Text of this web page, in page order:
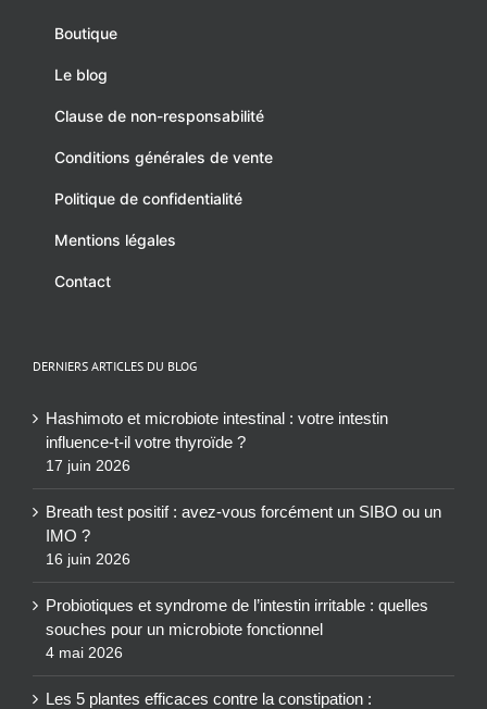
Boutique
Le blog
Clause de non-responsabilité
Conditions générales de vente
Politique de confidentialité
Mentions légales
Contact
DERNIERS ARTICLES DU BLOG
Hashimoto et microbiote intestinal : votre intestin
influence-t-il votre thyroïde ?
17 juin 2026
Breath test positif : avez-vous forcément un SIBO ou un
IMO ?
16 juin 2026
Probiotiques et syndrome de l’intestin irritable : quelles
souches pour un microbiote fonctionnel
4 mai 2026
Les 5 plantes efficaces contre la constipation :